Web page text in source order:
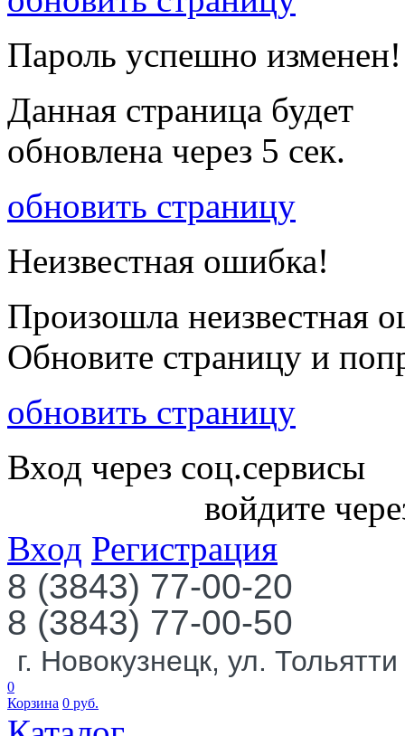
Пароль успешно изменен!
Данная страница будет
обновлена через 5 сек.
обновить страницу
Неизвестная ошибка!
Произошла неизвестная
Обновите страницу и
обновить страницу
Вход через соц.сервисы
войдите
Вход Регистрация
8 (3843) 77-00-20
8 (3843) 77-00-50
г. Новокузнецк, ул.
0
Корзина 0 руб.